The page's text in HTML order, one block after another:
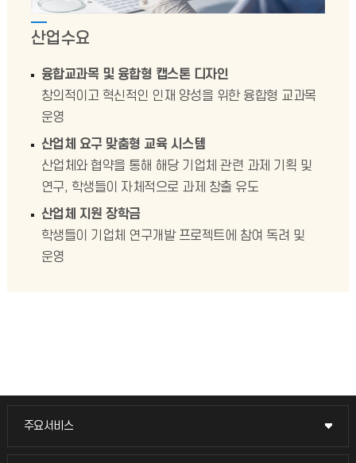
산업수요
융합교과목 및 융합형 캡스톤 디자인
창의적이고 혁신적인 인재 양성을 위한 융합형 교과목
운영
산업체 요구 맞춤형 교육 시스템
산업체와 협약을 통해 해당 기업체 관련 과제 기획 및
연구, 학생들이 자체적으로 과제 창출 유도
산업체 지원 장학금
학생들이 기업체 연구개발 프로젝트에 참여 독려 및
운영
주요서비스
주요서비스